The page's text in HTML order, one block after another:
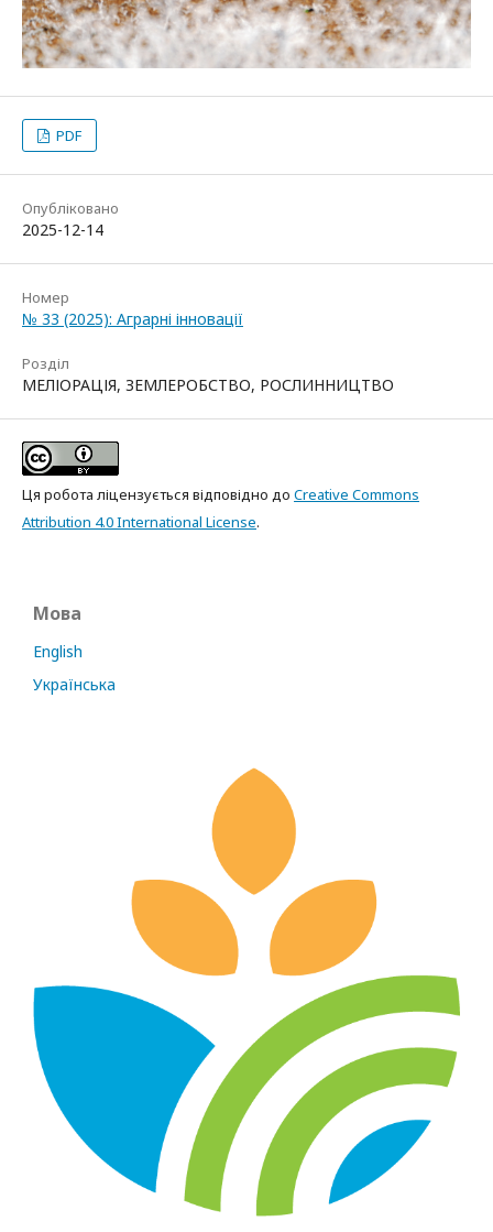
PDF
Опубліковано
2025-12-14
Номер
№ 33 (2025): Аграрні інновації
Розділ
МЕЛІОРАЦІЯ, ЗЕМЛЕРОБСТВО, РОСЛИННИЦТВО
Ця робота ліцензується відповідно до Creative Commons
Attribution 4.0 International License.
Мова
English
Українська